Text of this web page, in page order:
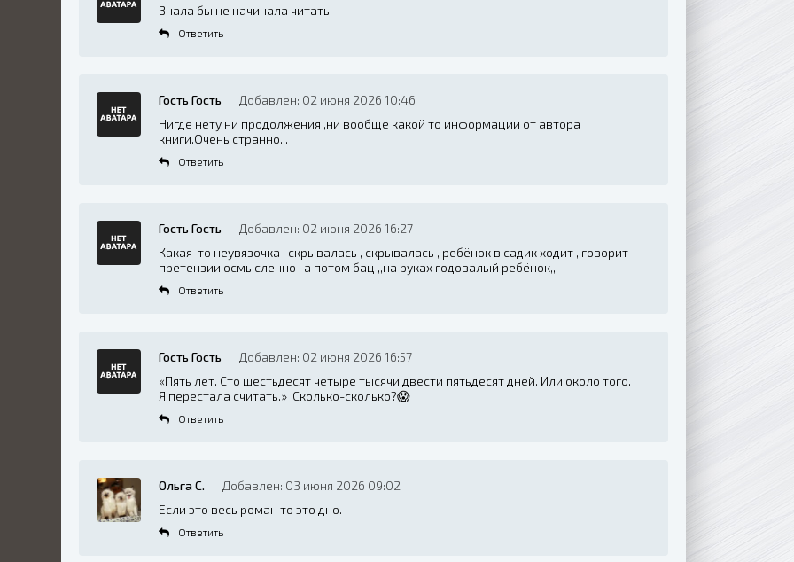
Знала бы не начинала читать
Ответить
Гость Гость
Добавлен: 02 июня 2026 10:46
Нигде нету ни продолжения ,ни вообще какой то информации от автора
книги.Очень странно...
Ответить
Гость Гость
Добавлен: 02 июня 2026 16:27
Какая-то неувязочка : скрывалась , скрывалась , ребёнок в садик ходит , говорит
претензии осмысленно , а потом бац ,,на руках годовалый ребёнок,,,
Ответить
Гость Гость
Добавлен: 02 июня 2026 16:57
«Пять лет. Сто шестьдесят четыре тысячи двести пятьдесят дней. Или около того.
Я перестала считать.» Сколько-сколько?😱
Ответить
Ольга С.
Добавлен: 03 июня 2026 09:02
Если это весь роман то это дно.
Ответить